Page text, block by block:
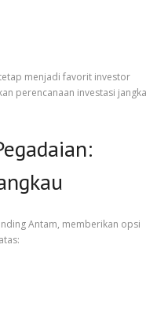
menjadi favorit investor
perencanaan investasi jangka
Antam, memberikan opsi